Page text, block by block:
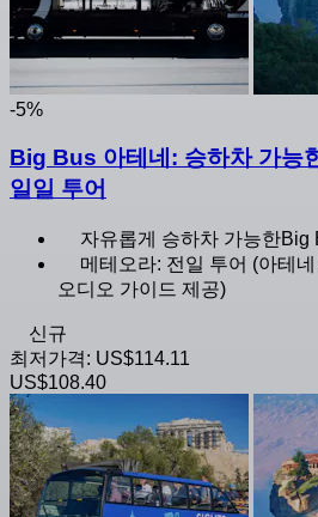
-5%
Big Bus 아테네: 승하차 가능
일일 투어
자유롭게 승하차 가능한Big
메테오라: 전일 투어 (아테
오디오 가이드 제공)
신규
최저가격: US$114.11
US$108.40